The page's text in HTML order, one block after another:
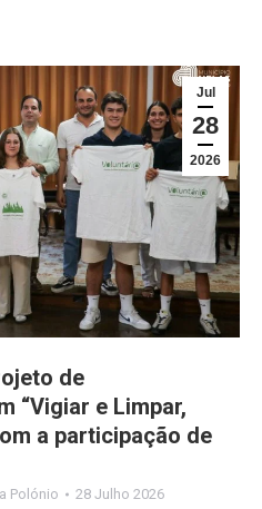
Jul
28
2026
de
“Vigiar e Limpar,
a participação de
Polónio 28 Julho 2026